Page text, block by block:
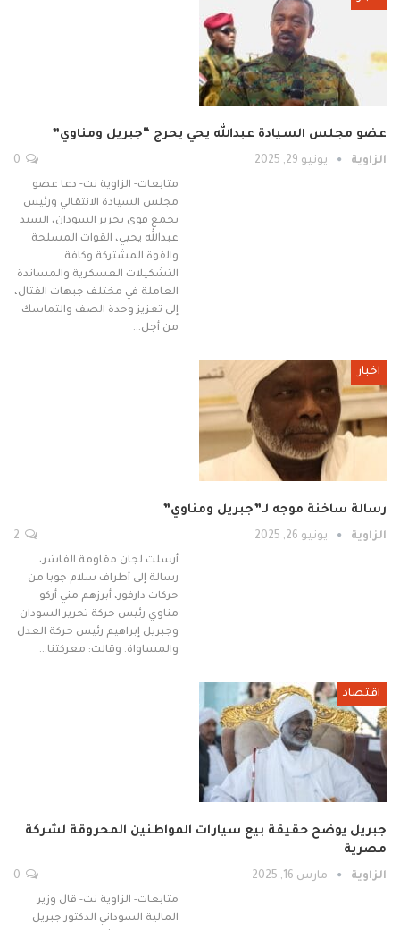
عضو مجلس السيادة عبدالله يحي يحرج “جبريل ومناوي”
الزاوية يونيو 29, 2025
متابعات- الزاوية نت- دعا عضو
مجلس السيادة الانتقالي ورئيس
تجمع قوى تحرير السودان، السيد
عبدالله يحيي، القوات المسلحة
والقوة المشتركة وكافة
التشكيلات العسكرية والمساندة
العاملة في مختلف جبهات القتال،
إلى تعزيز وحدة الصف والتماسك
من أجل…
اخبار
رسالة ساخنة موجه لـ”جبريل ومناوي”
الزاوية يونيو 26, 2025
أرسلت لجان مقاومة الفاشر،
رسالة إلى أطراف سلام جوبا من
حركات دارفور، أبرزهم مني أركو
مناوي رئيس حركة تحرير السودان
وجبريل إبراهيم رئيس حركة العدل
والمساواة. وقالت: معركتنا…
اقتصاد
جبريل يوضح حقيقة بيع سيارات المواطنين المحروقة لشركة
مصرية
الزاوية مارس 16, 2025
متابعات- الزاوية نت- قال وزير
المالية السوداني الدكتور جبريل